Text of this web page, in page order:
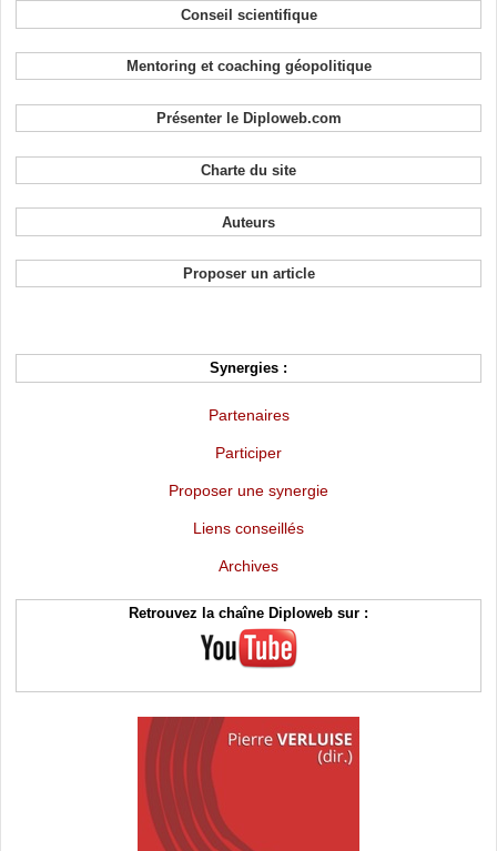
Conseil scientifique
Mentoring et coaching géopolitique
Présenter le Diploweb.com
Charte du site
Auteurs
Proposer un article
Synergies :
Partenaires
Participer
Proposer une synergie
Liens conseillés
Archives
Retrouvez la chaîne Diploweb sur :